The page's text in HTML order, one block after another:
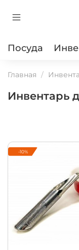
Посуда
Главная
Инвентарь
-10%